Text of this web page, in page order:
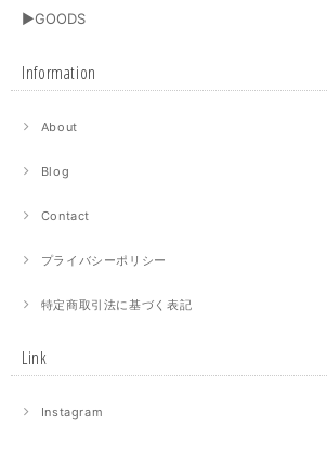
▶GOODS
Information
About
Blog
Contact
プライバシーポリシー
特定商取引法に基づく表記
Link
Instagram